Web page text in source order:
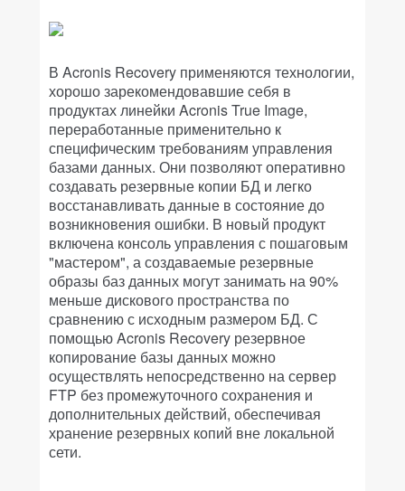
В Acronis Recovery применяются технологии,
хорошо зарекомендовавшие себя в
продуктах линейки Acronis True Image,
переработанные применительно к
специфическим требованиям управления
базами данных. Они позволяют оперативно
создавать резервные копии БД и легко
восстанавливать данные в состояние до
возникновения ошибки. В новый продукт
включена консоль управления с пошаговым
"мастером", а создаваемые резервные
образы баз данных могут занимать на 90%
меньше дискового пространства по
сравнению с исходным размером БД. С
помощью Acronis Recovery резервное
копирование базы данных можно
осуществлять непосредственно на сервер
FTP без промежуточного сохранения и
дополнительных действий, обеспечивая
хранение резервных копий вне локальной
сети.